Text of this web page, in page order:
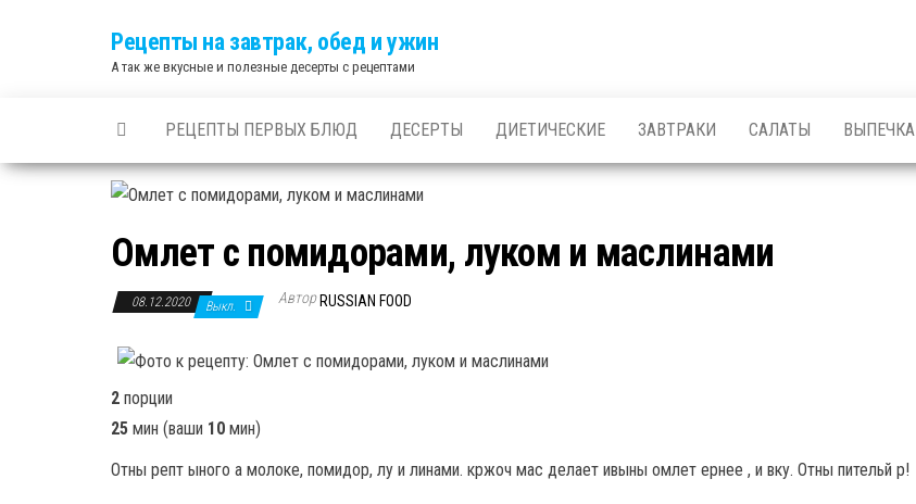
Рецепты на завтрак, обед и ужин
А так же вкусные и полезные десерты с рецептами
РЕЦЕПТЫ ПЕРВЫХ БЛЮД ДЕСЕРТЫ ДИЕТИЧЕСКИЕ ЗАВТРАКИ САЛАТЫ ВЫПЕЧКА
Омлет с помидорами, луком и маслинами
08.12.2020 Выкл. Автор RUSSIAN FOOD
2 порции
25 мин (ваши 10 мин)
Отны репт ыного а молоке, помидор, лу и линами. кржоч мас делает ивыны омлет ернее , и вку. Отны пительй р!